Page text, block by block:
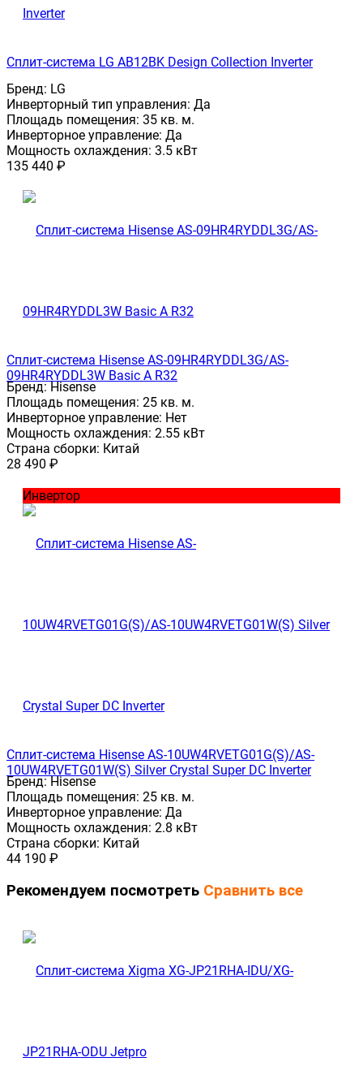
Сплит-система LG AB12BK Design Collection Inverter
Бренд: LG
Инверторный тип управления: Да
Площадь помещения: 35 кв. м.
Инверторное управление: Да
Мощность охлаждения: 3.5 кВт
135 440 ₽
Сплит-система Hisense AS-09HR4RYDDL3G/AS-
09HR4RYDDL3W Basic A R32
Бренд:Hisense
Площадь помещения: 25 кв. м.
Инверторное управление: Нет
Мощность охлаждения: 2.55 кВт
Страна сборки: Китай
28 490 ₽
Инвертор
Сплит-система Hisense AS-10UW4RVETG01G(S)/AS-
10UW4RVETG01W(S) Silver Crystal Super DC Inverter
Бренд:Hisense
Площадь помещения: 25 кв. м.
Инверторное управление: Да
Мощность охлаждения: 2.8 кВт
Страна сборки: Китай
44 190 ₽
Рекомендуем посмотреть Сравнить все